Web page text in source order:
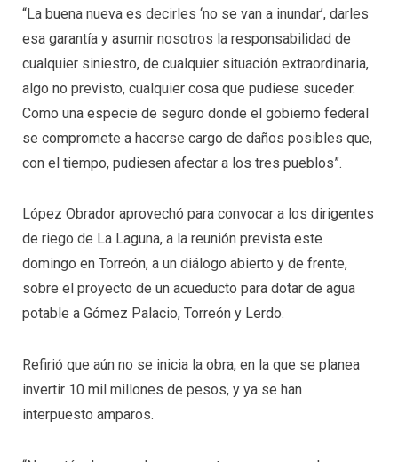
“La buena nueva es decirles ‘no se van a inundar’, darles
esa garantía y asumir nosotros la responsabilidad de
cualquier siniestro, de cualquier situación extraordinaria,
algo no previsto, cualquier cosa que pudiese suceder.
Como una especie de seguro donde el gobierno federal
se compromete a hacerse cargo de daños posibles que,
con el tiempo, pudiesen afectar a los tres pueblos”.
López Obrador aprovechó para convocar a los dirigentes
de riego de La Laguna, a la reunión prevista este
domingo en Torreón, a un diálogo abierto y de frente,
sobre el proyecto de un acueducto para dotar de agua
potable a Gómez Palacio, Torreón y Lerdo.
Refirió que aún no se inicia la obra, en la que se planea
invertir 10 mil millones de pesos, y ya se han
interpuesto amparos.